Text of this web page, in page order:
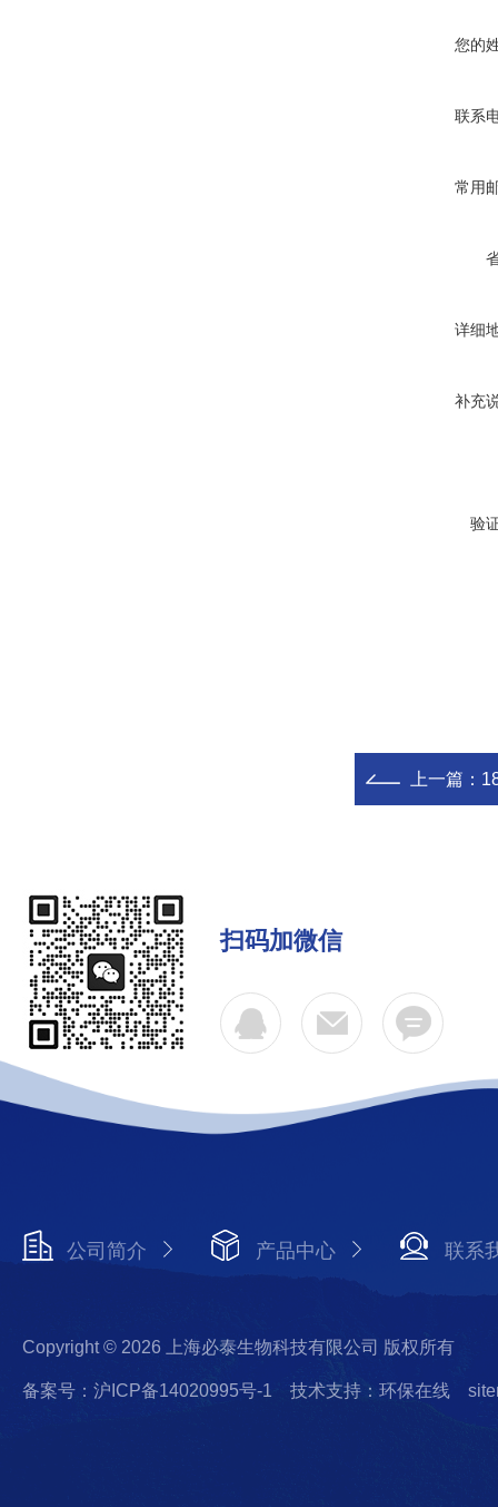
您的
联系
常用
详细
补充
验
上一篇：
扫码加微信
公司简介 产品中心 联系
Copyright © 2026 上海必泰生物科技有限公司 版权所有
备案号：沪ICP备14020995号-1 技术支持：环保在线